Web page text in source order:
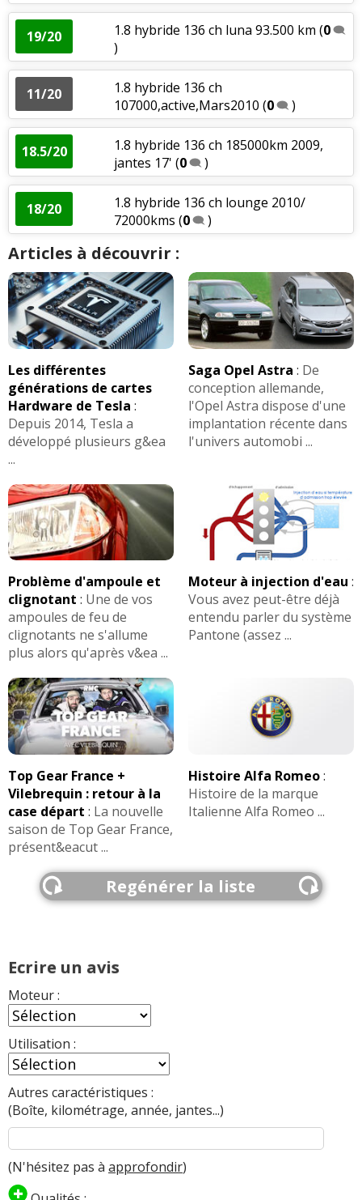
19/20 1.8 hybride 136 ch luna 93.500 km (0
)
11/20
1.8 hybride 136 ch
107000,active,Mars2010 (0 )
18.5/20
1.8 hybride 136 ch 185000km 2009,
jantes 17' (0 )
18/20
1.8 hybride 136 ch lounge 2010/
72000kms (0 )
Articles à découvrir :
Les différentes
générations de cartes
Hardware de Tesla :
Depuis 2014, Tesla a
développé plusieurs g&ea
...
Saga Opel Astra : De
conception allemande,
l'Opel Astra dispose d'une
implantation récente dans
l'univers automobi ...
Problème d'ampoule et
clignotant : Une de vos
ampoules de feu de
clignotants ne s'allume
plus alors qu'après v&ea ...
Moteur à injection d'eau :
Vous avez peut-être déjà
entendu parler du système
Pantone (assez ...
Top Gear France +
Vilebrequin : retour à la
case départ : La nouvelle
saison de Top Gear France,
présent&eacut ...
Histoire Alfa Romeo:
Histoire de la marque
Italienne Alfa Romeo ...
Regénérer la liste
Ecrire un avis
Moteur :
Utilisation :
Autres caractéristiques :
(Boîte, kilométrage, année, jantes...)
(N'hésitez pas à approfondir)